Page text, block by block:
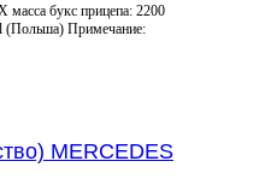
букс прицепа: 2200
(Польша) Примечание:
MERCEDES